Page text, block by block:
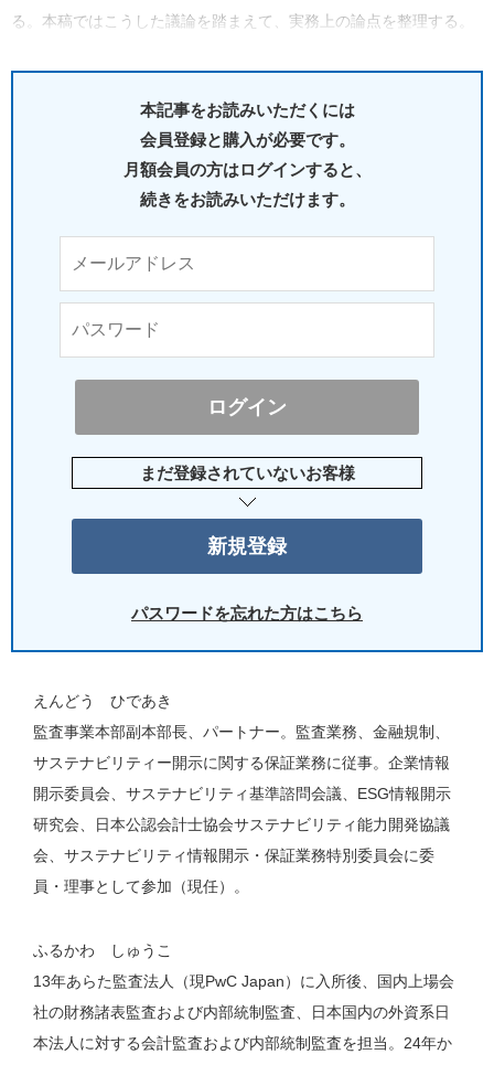
る。本稿ではこうした議論を踏まえて、実務上の論点を整理する。
本記事をお読みいただくには
会員登録と購入が必要です。
月額会員の方はログインすると、
続きをお読みいただけます。
まだ登録されていないお客様
パスワードを忘れた方はこちら
えんどう ひであき
監査事業本部副本部長、パートナー。監査業務、金融規制、
サステナビリティー開示に関する保証業務に従事。企業情報
開示委員会、サステナビリティ基準諮問会議、ESG情報開示
研究会、日本公認会計士協会サステナビリティ能力開発協議
会、サステナビリティ情報開示・保証業務特別委員会に委
員・理事として参加（現任）。
ふるかわ しゅうこ
13年あらた監査法人（現PwC Japan）に入所後、国内上場会
社の財務諸表監査および内部統制監査、日本国内の外資系日
本法人に対する会計監査および内部統制監査を担当。24年か